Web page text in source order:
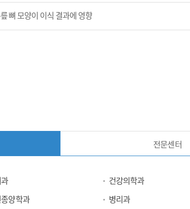
뼈 모양이 이식 결과에 영향
전문센터
건강의학과
양학과 병리과